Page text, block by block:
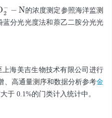
N 2-
的浓度测定参照海洋监测
分光光度法和萘乙二胺分光光
海美吉生物技术有限公司进行
、高通量测序和数据分析参考金
于 0.1%的门类计入统计中。